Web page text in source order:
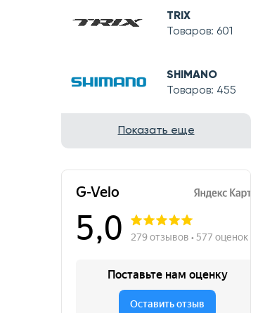
TRIX
Товаров: 601
SHIMANO
Товаров: 455
Показать еще